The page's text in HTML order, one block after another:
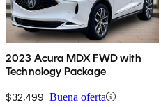
2023 Acura MDX FWD with
Technology Package
$32,499 Buena oferta